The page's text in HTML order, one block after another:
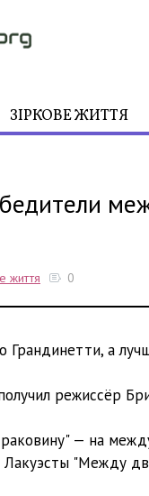
ЗІРКОВЕ ЖИТТЯ
життя 0
а
режиссёр
— на
Лакуэсты "Между